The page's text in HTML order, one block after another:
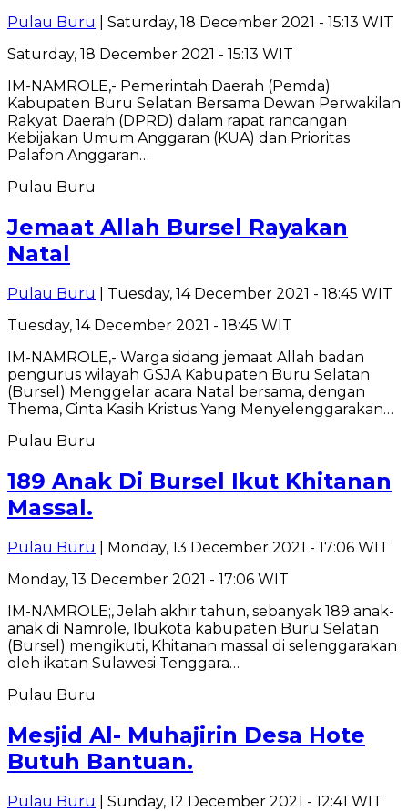
Pulau Buru
| Saturday, 18 December 2021 - 15:13 WIT
Saturday, 18 December 2021 - 15:13 WIT
IM-NAMROLE,- Pemerintah Daerah (Pemda)
Kabupaten Buru Selatan Bersama Dewan Perwakilan
Rakyat Daerah (DPRD) dalam rapat rancangan
Kebijakan Umum Anggaran (KUA) dan Prioritas
Palafon Anggaran…
Pulau Buru
Jemaat Allah Bursel Rayakan
Natal
Pulau Buru
| Tuesday, 14 December 2021 - 18:45 WIT
Tuesday, 14 December 2021 - 18:45 WIT
IM-NAMROLE,- Warga sidang jemaat Allah badan
pengurus wilayah GSJA Kabupaten Buru Selatan
(Bursel) Menggelar acara Natal bersama, dengan
Thema, Cinta Kasih Kristus Yang Menyelenggarakan…
Pulau Buru
189 Anak Di Bursel Ikut Khitanan
Massal.
Pulau Buru
| Monday, 13 December 2021 - 17:06 WIT
Monday, 13 December 2021 - 17:06 WIT
IM-NAMROLE;, Jelah akhir tahun, sebanyak 189 anak-
anak di Namrole, Ibukota kabupaten Buru Selatan
(Bursel) mengikuti, Khitanan massal di selenggarakan
oleh ikatan Sulawesi Tenggara…
Pulau Buru
Mesjid Al- Muhajirin Desa Hote
Butuh Bantuan.
Pulau Buru
| Sunday, 12 December 2021 - 12:41 WIT